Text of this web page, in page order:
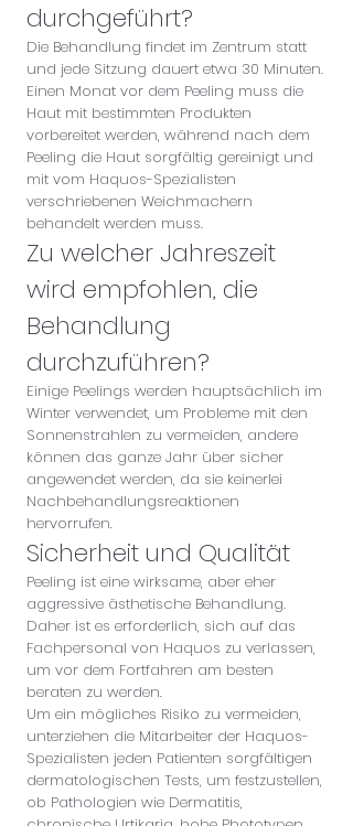
durchgeführt?
Die Behandlung findet im Zentrum statt
und jede Sitzung dauert etwa 30 Minuten.
Einen Monat vor dem Peeling muss die
Haut mit bestimmten Produkten
vorbereitet werden, während nach dem
Peeling die Haut sorgfältig gereinigt und
mit vom Haquos-Spezialisten
verschriebenen Weichmachern
behandelt werden muss.
Zu welcher Jahreszeit
wird empfohlen, die
Behandlung
durchzuführen?
Einige Peelings werden hauptsächlich im
Winter verwendet, um Probleme mit den
Sonnenstrahlen zu vermeiden, andere
können das ganze Jahr über sicher
angewendet werden, da sie keinerlei
Nachbehandlungsreaktionen
hervorrufen.
Sicherheit und Qualität
Peeling ist eine wirksame, aber eher
aggressive ästhetische Behandlung.
Daher ist es erforderlich, sich auf das
Fachpersonal von Haquos zu verlassen,
um vor dem Fortfahren am besten
beraten zu werden.
Um ein mögliches Risiko zu vermeiden,
unterziehen die Mitarbeiter der Haquos-
Spezialisten jeden Patienten sorgfältigen
dermatologischen Tests, um festzustellen,
ob Pathologien wie Dermatitis,